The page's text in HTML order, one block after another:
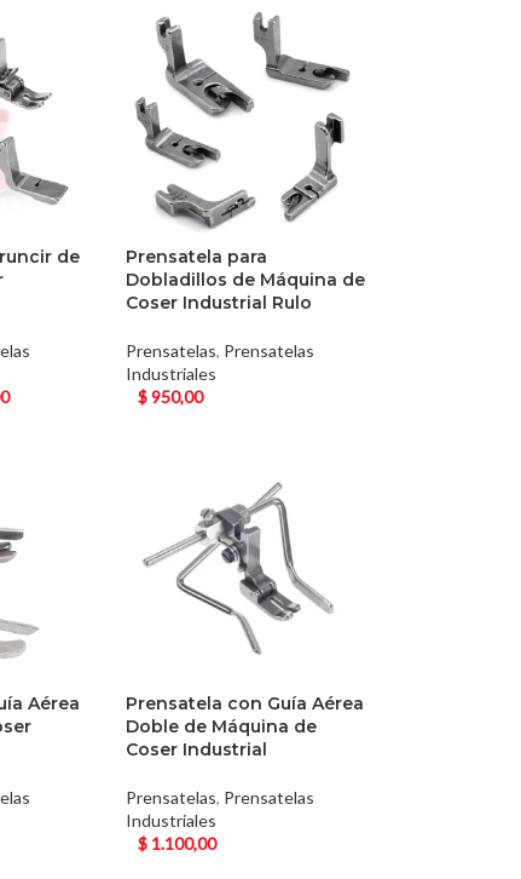
de
Prensatela para
Dobladillos de Máquina de
Coser Industrial Rulo
Prensatelas, Prensatelas
Industriales
$950,00
Aérea
Prensatela con Guía Aérea
Doble de Máquina de
Coser Industrial
Prensatelas, Prensatelas
Industriales
$ 1.100,00